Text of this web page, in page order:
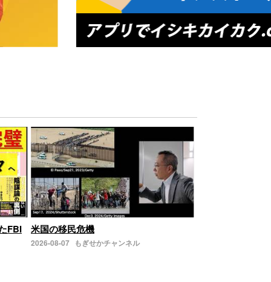
FBI 米国の移民危機
2026-08-07 もぎせかチャンネル